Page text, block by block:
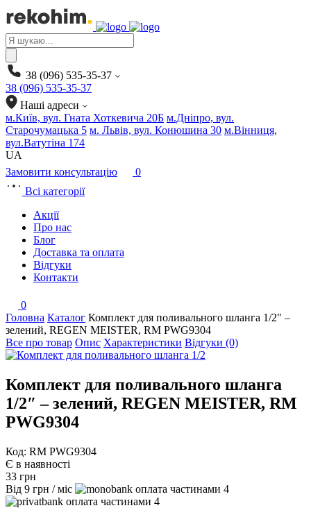
Products
search
38 (096) 535-35-37
38 (096) 535-35-37
Наші адреси
м.Київ, вул. Гната Хоткевича 20Б м.Дніпро, вул.
Старочумацька 5 м. Львів, вул. Конюшина 30 м.Вінниця,
вул.Ватутіна 174
UA
Замовити консультацію
0
Всі категорії
Акції
Про нас
Блог
Доставка та оплата
Відгуки
Контакти
0
Головна Каталог Комплект для поливального шланга 1/2″ –
зелений, REGEN MEISTER, RM PWG9304
Все про товар Опис Характеристики Відгуки (0)
Комплект для поливального шланга
1/2″ – зелений, REGEN MEISTER, RM
PWG9304
Код: RM PWG9304
Є в наявності
33 грн
Від 9 грн / міс
4
4